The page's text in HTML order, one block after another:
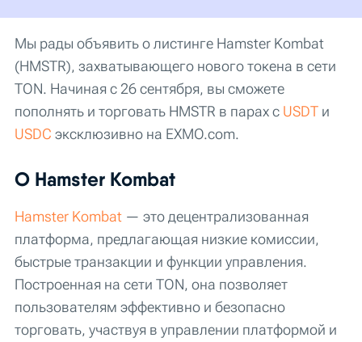
Мы рады объявить о листинге Hamster Kombat
(HMSTR), захватывающего нового токена в сети
TON. Начиная с 26 сентября, вы сможете
пополнять и торговать HMSTR в парах с USDT и
USDC эксклюзивно на EXMO.com.
О Hamster Kombat
Hamster Kombat — это децентрализованная
платформа, предлагающая низкие комиссии,
быстрые транзакции и функции управления.
Построенная на сети TON, она позволяет
пользователям эффективно и безопасно
торговать, участвуя в управлении платформой и